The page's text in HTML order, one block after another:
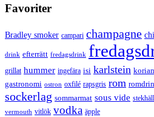
Favoriter
Bradley smoker campari champagne
drink efterrätt fredagsdrink
grillat hummer ingefära isi karlstein
gastronomi ostron oxfilé rapsgris rom
sockerlag sommarmat sous vide stekhäll
vermouth vitlök vodka äpple